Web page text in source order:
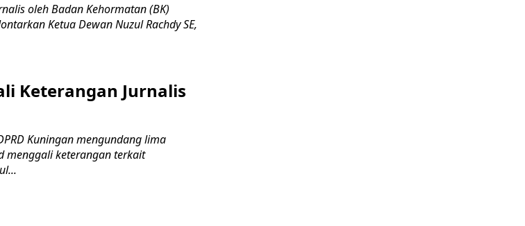
oleh Badan Kehormatan (BK)
Ketua Dewan Nuzul Rachdy SE,
Keterangan Jurnalis
Kuningan mengundang lima
menggali keterangan terkait